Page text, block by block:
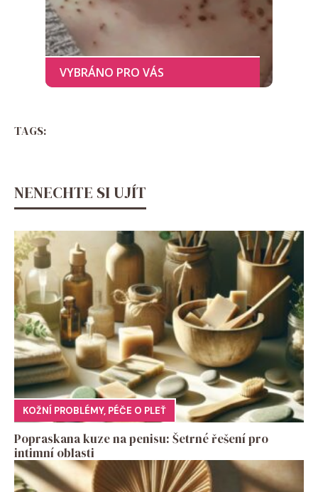
TAGS:
NENECHTE SI UJÍT
KOŽNÍ PROBLÉMY, PÉČE O PLEŤ
Popraskana kuze na penisu: Šetrné řešení pro
intimní oblasti